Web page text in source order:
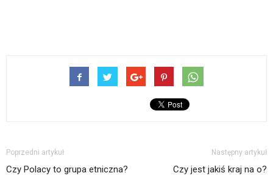
Poprzedni artykuł
Czy Polacy to grupa etniczna?
Następny artykuł
Czy jest jakiś kraj na o?